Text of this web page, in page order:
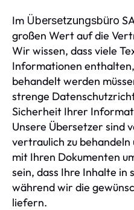
Im Übersetzungsbüro
großen Wert auf die
Wir wissen, dass viele
Informationen
behandelt werden
strenge
Sicherheit Ihrer
Unsere Übersetzer sind
vertraulich zu
mit Ihren Dokumenten
sein, dass Ihre Inhalte in
während wir die
liefern.